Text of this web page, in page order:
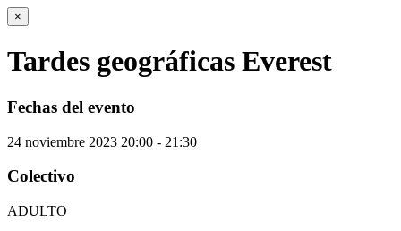
×
Tardes geográficas Everest
Fechas del evento
24 noviembre 2023 20:00 - 21:30
Colectivo
ADULTO